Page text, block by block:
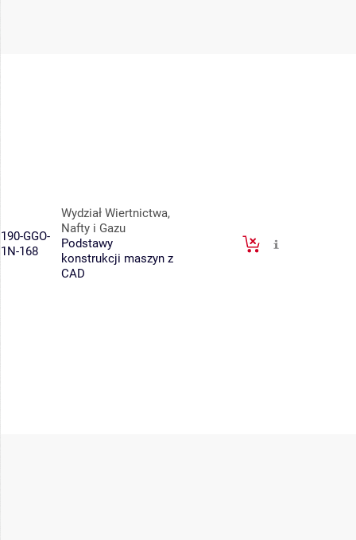
190-GGO-
1N-168
Wydział Wiertnictwa,
Nafty i Gazu
Podstawy
konstrukcji maszyn z
CAD